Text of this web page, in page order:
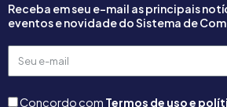
Receba em seu e-mail as principais
eventos e novidade do Sistema de
Seu
e-
Concordo com Termos de uso e